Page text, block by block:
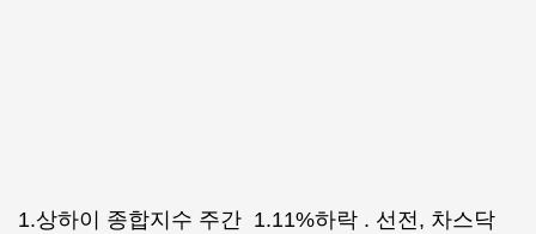
1.상하이 종합지수 주간 1.11%하락 . 선전, 차스닥